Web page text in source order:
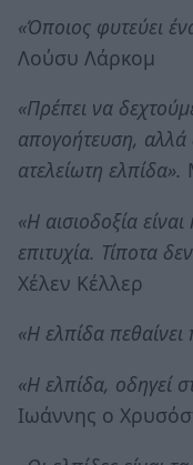
«Όποιος φυτεύει
Λούσυ Λάρκομ
«Πρέπει να
απογοήτευση, αλλά
ατελείωτη ελπίδα».
«Η αισιοδοξία
επιτυχία. Τίποτα
Χέλεν Κέλλερ
«Η ελπίδα πεθαίνει
«Η ελπίδα, οδηγεί
Ιωάννης ο